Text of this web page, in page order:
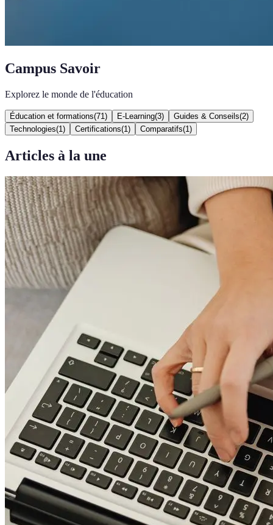
Campus Savoir
Explorez le monde de l'éducation
Éducation et formations(71 ) E-Learning(3) Guides & Conseils(2)
Technologies(1 ) Certifications(1 ) Comparatifs(1 )
Articles à la une